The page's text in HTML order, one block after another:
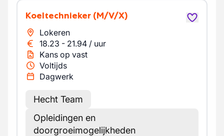
Koeltechnieker (M/V/X)
Lokeren
18.23 - 21.94 / uur
Kans op vast
Voltijds
Dagwerk
Hecht Team
Opleidingen en
doorgroeimogelijkheden